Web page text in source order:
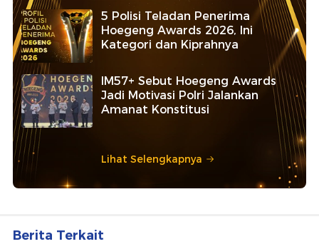
5 Polisi Teladan Penerima
Hoegeng Awards 2026, Ini
Kategori dan Kiprahnya
IM57+ Sebut Hoegeng Awards
Jadi Motivasi Polri Jalankan
Amanat Konstitusi
Lihat Selengkapnya
Berita Terkait